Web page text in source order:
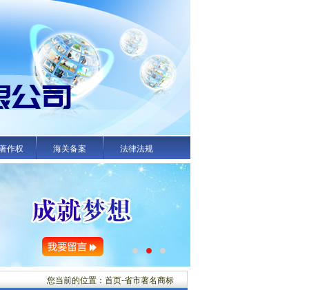
作权 海关备案 法律法规
您当前的位置：首页-省市著名商标